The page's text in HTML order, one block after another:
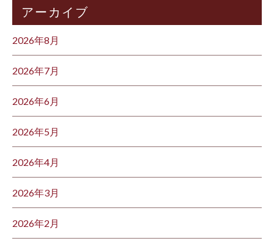
アーカイブ
2026年8月
2026年7月
2026年6月
2026年5月
2026年4月
2026年3月
2026年2月